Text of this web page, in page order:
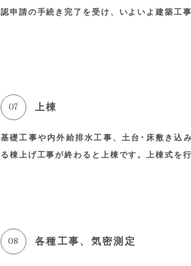
認申請の手続き完了を受け、いよいよ建築工
07 上棟
基礎工事や内外給排水工事、土台･床敷き込
る棟上げ工事が終わると上棟です。上棟式を
08 各種工事、気密測定